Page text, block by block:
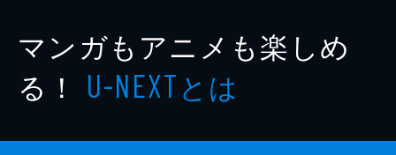
マンガもアニメも楽しめ
る！ U-NEXTとは